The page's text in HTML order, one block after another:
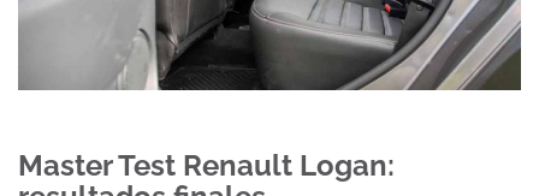
Master Test Renault Logan: